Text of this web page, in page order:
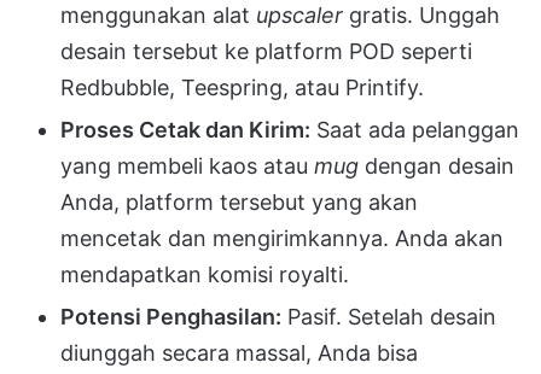
menggunakan alat upscaler gratis. Unggah
desain tersebut ke platform POD seperti
Redbubble, Teespring, atau Printify.
Proses Cetak dan Kirim: Saat ada pelanggan
yang membeli kaos atau mug dengan desain
Anda, platform tersebut yang akan
mencetak dan mengirimkannya. Anda akan
mendapatkan komisi royalti.
Potensi Penghasilan: Pasif. Setelah desain
diunggah secara massal, Anda bisa